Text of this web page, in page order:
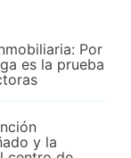
Por
es la prueba
y la